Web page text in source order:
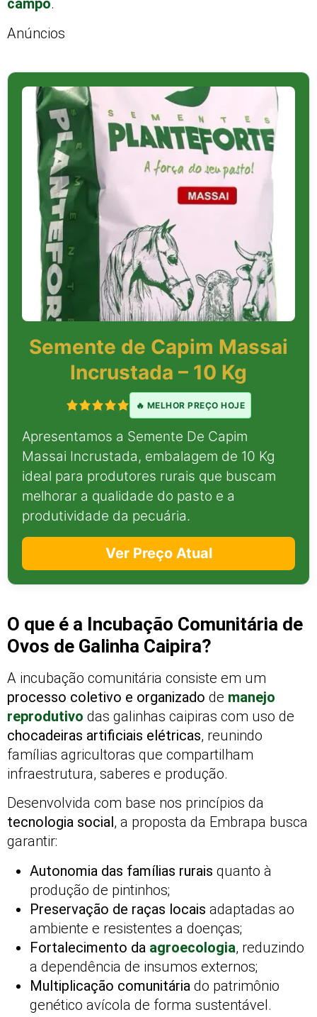
campo.
Anúncios
Semente de Capim Massai
Incrustada – 10 Kg
🔥 MELHOR PREÇO HOJE
Apresentamos a Semente De Capim
Massai Incrustada, embalagem de 10 Kg
ideal para produtores rurais que buscam
melhorar a qualidade do pasto e a
produtividade da pecuária.
Ver Preço Atual
O que é a Incubação Comunitária de
Ovos de Galinha Caipira?
A incubação comunitária consiste em um
processo coletivo e organizado de manejo
reprodutivo das galinhas caipiras com uso de
chocadeiras artificiais elétricas, reunindo
famílias agricultoras que compartilham
infraestrutura, saberes e produção.
Desenvolvida com base nos princípios da
tecnologia social, a proposta da Embrapa busca
garantir:
Autonomia das famílias rurais quanto à
produção de pintinhos;
Preservação de raças locais adaptadas ao
ambiente e resistentes a doenças;
Fortalecimento da agroecologia, reduzindo
a dependência de insumos externos;
Multiplicação comunitária do patrimônio
genético avícola de forma sustentável.